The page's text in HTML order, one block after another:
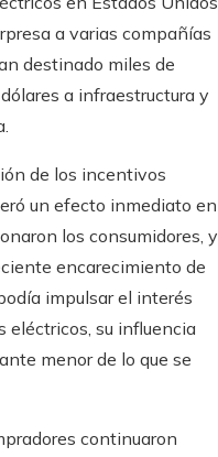
a varias compañías
destinado miles de
a infraestructura y
de los incentivos
un efecto inmediato en
los consumidores, y
encarecimiento de
impulsar el interés
eléctricos, su influencia
menor de lo que se
continuaron